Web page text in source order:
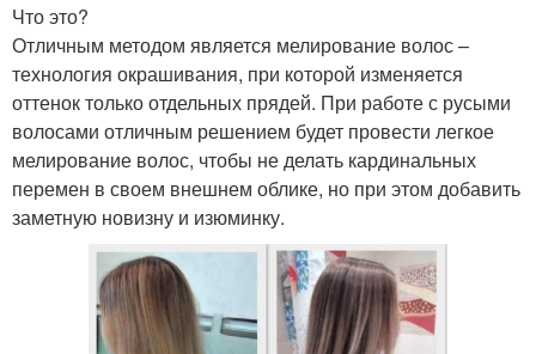
Что это?
Отличным методом является мелирование волос –
технология окрашивания, при которой изменяется
оттенок только отдельных прядей. При работе с русыми
волосами отличным решением будет провести легкое
мелирование волос, чтобы не делать кардинальных
перемен в своем внешнем облике, но при этом добавить
заметную новизну и изюминку.